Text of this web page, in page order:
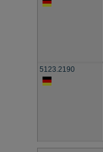
5123.2190